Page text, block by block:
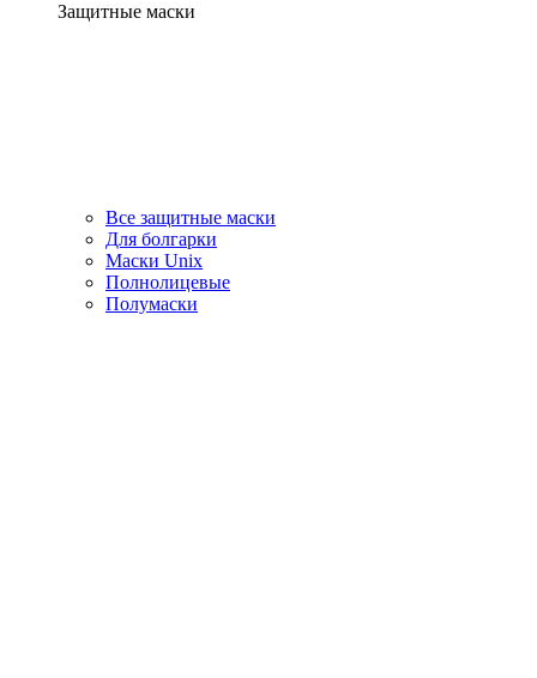
Защитные маски
Все защитные маски
Для болгарки
Маски Unix
Полнолицевые
Полумаски